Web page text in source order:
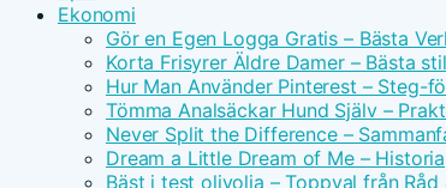
Ekonomi
Gör en Egen Logga Gratis – Bästa
Korta Frisyrer Äldre Damer – Bästa
Hur Man Använder Pinterest – Steg-
Tömma Analsäckar Hund Själv –
Never Split the Difference –
Dream a Little Dream of Me –
Bäst i test olivolja – Toppval från